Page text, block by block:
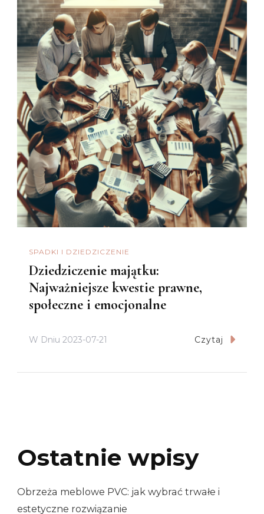
SPADKI I DZIEDZICZENIE
Dziedziczenie majątku:
Najważniejsze kwestie prawne,
społeczne i emocjonalne
W Dniu 2023-07-21 Czytaj
Ostatnie wpisy
Obrzeża meblowe PVC: jak wybrać trwałe i
estetyczne rozwiązanie